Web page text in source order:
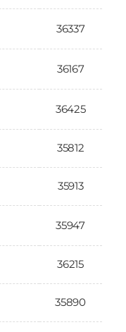
36337
36167
36425
35812
35913
35947
36215
35890